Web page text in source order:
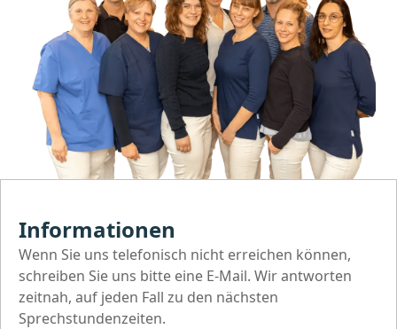
Informationen
Wenn Sie uns telefonisch nicht erreichen können,
schreiben Sie uns bitte eine E-Mail. Wir antworten
zeitnah, auf jeden Fall zu den nächsten
Sprechstundenzeiten.